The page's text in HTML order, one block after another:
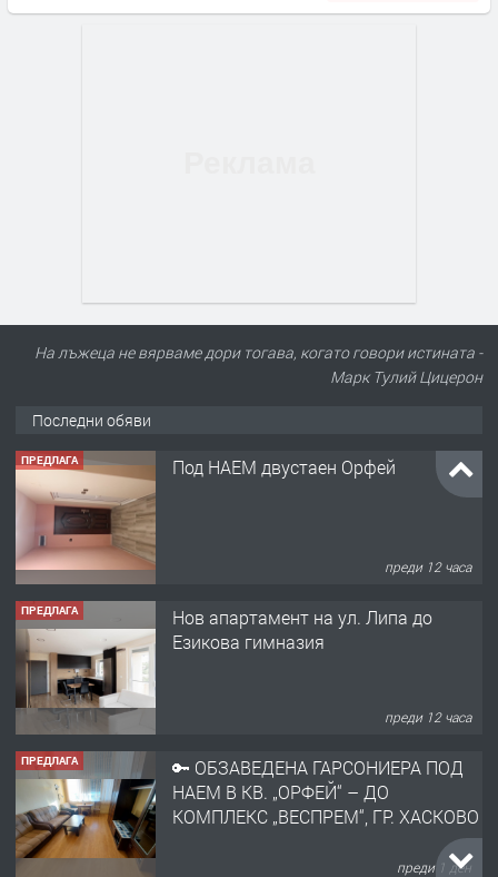
На лъжеца не вярваме дори тогава, когато говори истината -
Марк Тулий Цицерон
Последни обяви
ПРЕДЛАГА Под НАЕМ двустаен Орфей
преди 12 часа
ПРЕДЛАГА
Нов апартамент на ул. Липа до
Езикова гимназия
преди 12 часа
ПРЕДЛАГА
🔑 ОБЗАВЕДЕНА ГАРСОНИЕРА ПОД
НАЕМ В КВ. „ОРФЕЙ“ – ДО
КОМПЛЕКС „ВЕСПРЕМ“, ГР. ХАСКОВО
преди 1 ден